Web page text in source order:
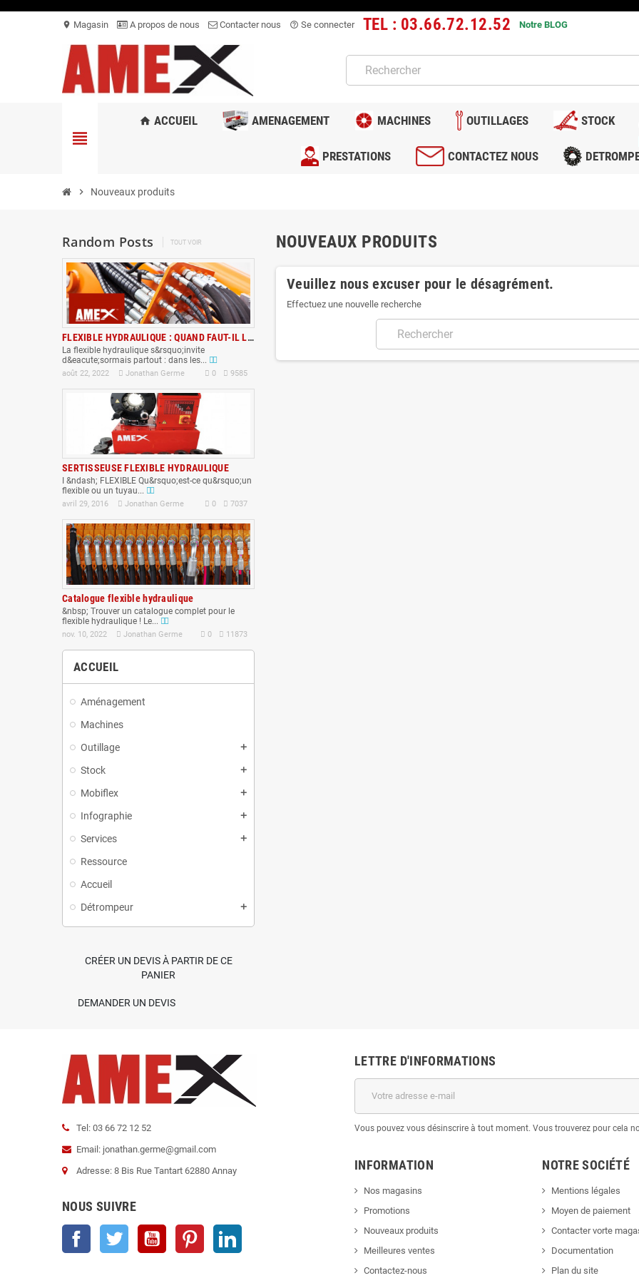
location_on Magasin A propos de nous Contacter nous help_outline Se connecter TEL : 03.66.72.12.52 Notre BLOG
view_headline
home ACCUEIL AMENAGEMENT MACHINES OUTILLAGES STOCK
PRESTATIONS CONTACTEZ NOUS
chevron_right Nouveaux produits
Random Posts TOUT VOIR
FLEXIBLE HYDRAULIQUE : QUAND FAUT-IL LE...
La flexible hydraulique s&rsquo;invite
d&eacute;sormais partout : dans les...
août 22, 2022 Jonathan Germe 9585
0
SERTISSEUSE FLEXIBLE HYDRAULIQUE
I &ndash; FLEXIBLE Qu&rsquo;est-ce qu&rsquo;un
flexible ou un tuyau...
avril 29, 2016 Jonathan Germe 7037
0
Catalogue flexible hydraulique
&nbsp; Trouver un catalogue complet pour le
flexible hydraulique ! Le...
nov. 10, 2022 Jonathan Germe 11873
0
ACCUEIL
Aménagement
Machines
Outillage
Stock
Mobiflex
Infographie
Services
Ressource
Accueil
Détrompeur
CRÉER UN DEVIS À PARTIR DE CE
PANIER
DEMANDER UN DEVIS
NOUVEAUX PRODUITS
Veuillez nous excuser pour le désagrément.
Effectuez une nouvelle recherche
Tel: 03 66 72 12 52
Email: jonathan.germe@gmail.com
Adresse: 8 Bis Rue Tantart 62880 Annay
NOUS SUIVRE
Facebook Twitter YouTube Pinterest
LETTRE D'INFORMATIONS
Vous pouvez vous désinscrire à tout moment. Vous trouverez pour cela
INFORMATION
Nos magasins
Promotions
Nouveaux produits
Meilleures ventes
Contactez-nous
NOTRE SOCIÉTÉ
Mentions légales
Moyen de paiement
Contacter vorte
Documentation
Plan du site